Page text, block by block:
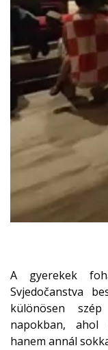
A gyerekek
Svjedočanstva
különösen
napokban, ahol
hanem annál